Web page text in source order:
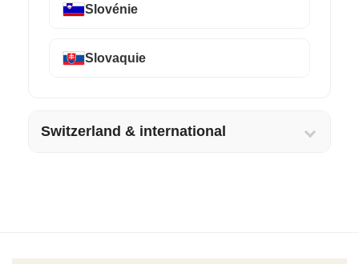
Slovénie
Slovaquie
Switzerland & international